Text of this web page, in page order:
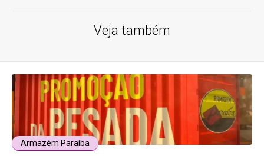
Veja também
Armazém Paraíba